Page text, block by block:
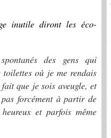
inutile diront les éco-
des gens qui
toilettes où je me rendais
que je sois aveugle, et
forcément à partir de
et parfois même